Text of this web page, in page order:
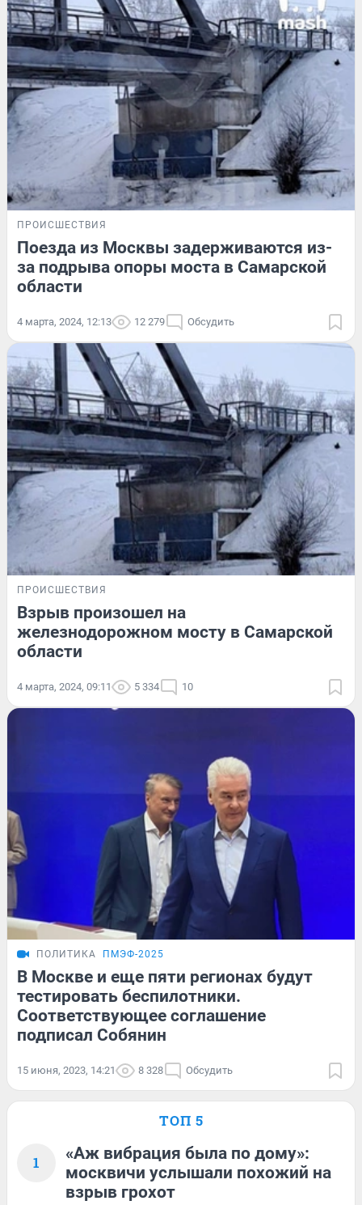
ПРОИСШЕСТВИЯ
Поезда из Москвы задерживаются из-
за подрыва опоры моста в Самарской
области
4 марта, 2024, 12:13 12 279 Обсудить
ПРОИСШЕСТВИЯ
Взрыв произошел на
железнодорожном мосту в Самарской
области
4 марта, 2024, 09:11 5 334 10
ПОЛИТИКА ПМЭФ-2025
В Москве и еще пяти регионах будут
тестировать беспилотники.
Соответствующее соглашение
подписал Собянин
15 июня, 2023, 14:21 8 328 Обсудить
ТОП 5
1
«Аж вибрация была по дому»:
москвичи услышали похожий на
взрыв грохот